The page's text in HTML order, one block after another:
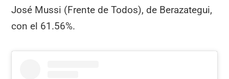
José Mussi (Frente de Todos), de Berazategui,
con el 61.56%.